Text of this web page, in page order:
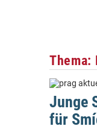
Thema:
Junge
für